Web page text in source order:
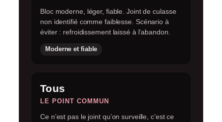
Bloc moderne, léger, fiable. Joint de culasse
non identifié comme faiblesse. Scénario à
éviter : refroidissement laissé à l’abandon.
Moderne et fiable
Tous
LE POINT COMMUN
Ce n’est pas le joint qu’on surveille, c’est ce